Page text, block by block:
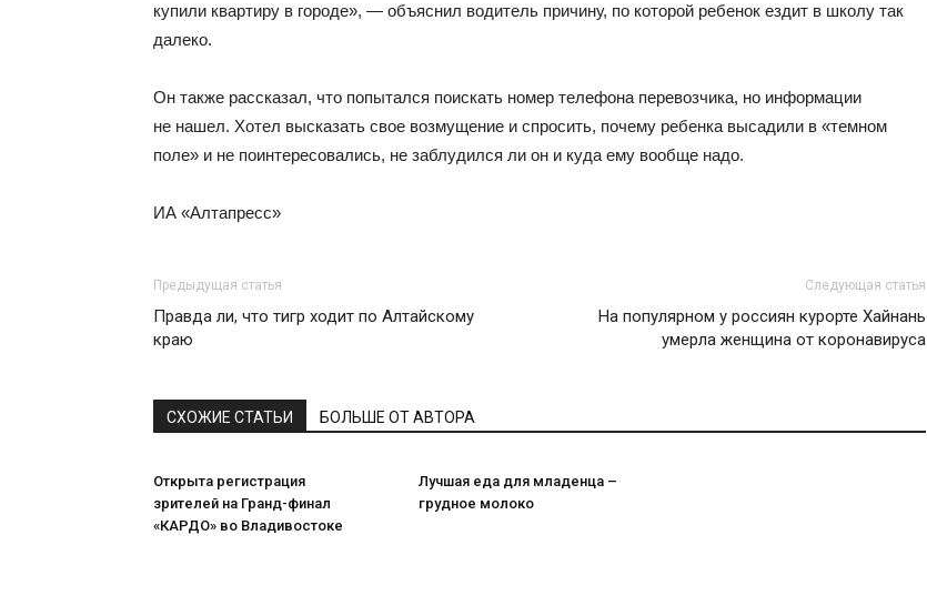
купили квартиру в городе», — объяснил водитель причину, по которой ребенок ездит в школу так
далеко.
Он также рассказал, что попытался поискать номер телефона перевозчика, но информации
не нашел. Хотел высказать свое возмущение и спросить, почему ребенка высадили в «темном
поле» и не поинтересовались, не заблудился ли он и куда ему вообще надо.
ИА «Алтапресс»
Предыдущая статья
Правда ли, что тигр ходит по Алтайскому
краю
Следующая статья
На популярном у россиян курорте Хайнань
умерла женщина от коронавируса
СХОЖИЕ СТАТЬИ БОЛЬШЕ ОТ АВТОРА
Открыта регистрация
зрителей на Гранд-финал
«КАРДО» во Владивостоке
Лучшая еда для младенца –
грудное молоко